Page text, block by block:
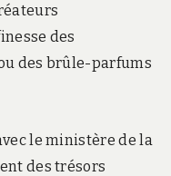
des
des brûle-parfums
le ministère de la
des trésors